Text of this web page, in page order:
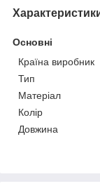
Основні
Країна виробник
Тип
Матеріал
Колір
Довжина